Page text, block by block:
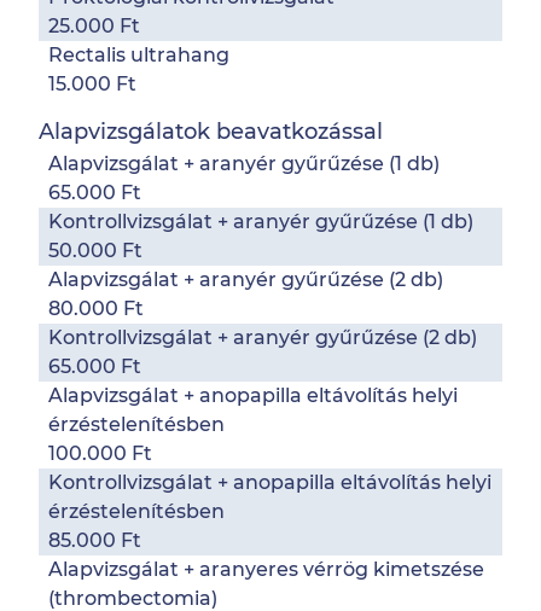
25.000 Ft
Rectalis ultrahang
15.000 Ft
Alapvizsgálatok beavatkozással
Alapvizsgálat + aranyér gyűrűzése (1 db)
65.000 Ft
Kontrollvizsgálat + aranyér gyűrűzése (1 db)
50.000 Ft
Alapvizsgálat + aranyér gyűrűzése (2 db)
80.000 Ft
Kontrollvizsgálat + aranyér gyűrűzése (2 db)
65.000 Ft
Alapvizsgálat + anopapilla eltávolítás helyi
érzéstelenítésben
100.000 Ft
Kontrollvizsgálat + anopapilla eltávolítás helyi
érzéstelenítésben
85.000 Ft
Alapvizsgálat + aranyeres vérrög kimetszése
(thrombectomia)